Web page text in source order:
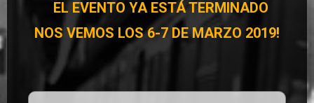
EL EVENTO YA ESTÁ TERMINADO
NOS VEMOS LOS 6-7 DE MARZO 2019!